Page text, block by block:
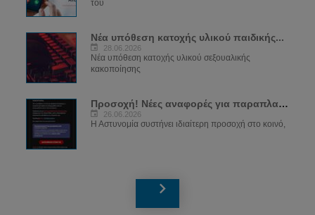
του
Νέα υπόθεση κατοχής υλικού παιδικής...
28.06.2026
Νέα υπόθεση κατοχής υλικού σεξουαλικής
κακοποίησης
Προσοχή! Νέες αναφορές για παραπλανητικά...
26.06.2026
Η Αστυνομία συστήνει ιδιαίτερη προσοχή στο κοινό,